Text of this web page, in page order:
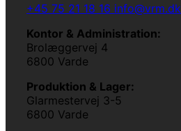
+45 75 21 18 16 info@vrm.dk
Kontor & Administration:
Brolæggervej 4
6800 Varde
Produktion & Lager:
Glarmestervej 3-5
6800 Varde